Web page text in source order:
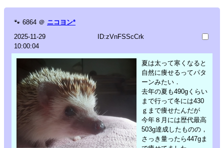
🐾 6864 ＠ ニコヨン*
2025-11-29
10:00:04
ID:zVnFSScCrk
夏は太って寒くなると
自然に痩せるってパタ
ーンみたい．
去年の夏も490gくらい
まで行って冬には430
ｇまで痩せたんだが
今年８月には歴代最高
503g達成したものの，
さっき量ったら447gま